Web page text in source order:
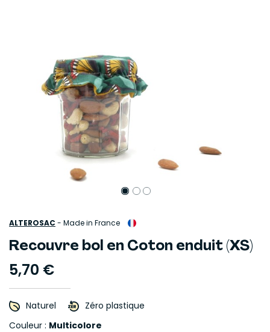
ALTEROSAC - Made in France
Recouvre bol en Coton enduit (XS)
5,70 €
Naturel
Zéro plastique
Couleur : Multicolore